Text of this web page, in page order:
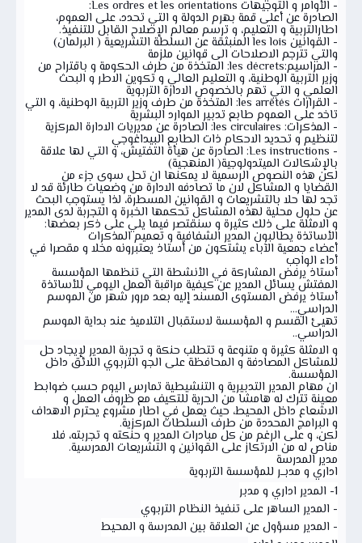
- الأوامر و التوجيهات Les ordres et les orientations:
الصادرة عن أعلى قمة بهرم الدولة و التي تحدد، على العموم،
اطارالتربية و التعليم، و ترسم معالم الإصلاح القابل للتنفيذ.
- القوانين les lois المنبثقة عن السلطة التشريعية ( البرلمان)
والتي تترجم الاصلاحات الى قوانين ملزمة
- المراسيم:les décrets: المتخذة من طرف الحكومة و باقتراح من
وزير التربية الوطنية، و التعليم العالي و تكوين الاطر و البحث
العلمي و التي تهم بالخصوص الادارة التربوية
- القرارات les arrêtés: المتخذة من طرف وزير التربية الوطنية، و التي
تاخد على العموم طابع تدبير الموارد البشرية
- المذكرات: les circulaires: الصادرة عن مديريات الادارة المركزية
لتنظيم و تحديد الاحكام ذات الطابع البيداغوجي
- Les instructions: الصادرة عن هيأة التفتيش، و التي لها علاقة
بالإشكالات الميتدولوجية( المنهجية)
لكن هذه النصوص الرسمية لا يمكنها ان تحل سوى جزء من
القضايا و المشاكل لان ما تصادفه الادارة من وضعيات طارئة قد لا
تجد لها حلا بالتشريعات و القوانين المسطرة، لذا يستوجب البحث
عن حلول محلية لهذه المشاكل تحكمها الخبرة و التجربة لدى المدير
و الامثلة على ذلك كثيرة و سنقتصر فيما يلي على ذكر بعضها:
الأساتذة يطالبون المدير الشفافية و تعميم المذكرات
أعضاء جمعية الآباء يشتكون من أستاذ يعتبرونه مخلا و مقصرا في
أداء الواجب
أستاذ يرفض المشاركة في الأنشطة التي تنظمها المؤسسة
المفتش يسائل المدير عن كيفية مراقبة العمل اليومي للأساتذة
أستاذ يرفض المستوى المسند إليه بعد مرور شهر من الموسم
الدراسي...
تهيئ القسم و المؤسسة لاستقبال التلاميذ عند بداية الموسم
الدراسي..
و الامثلة كثيرة و متنوعة و تتطلب حنكة و تجربة المدير لإيجاد حل
للمشاكل المصادفة و المحافظة على الجو التربوي اللائق داخل
المؤسسة.
ان مهام المدير التدبيرية و التنشيطية تمارس اليوم حسب ضوابط
معينة تترك له هامشا من الحرية للتكيف مع ظروف العمل و
الاشعاع داخل المحيط، حيث يعمل في اطار مشروع يحترم الاهداف
و البرامج المحددة من طرف السلطات المركزية.
لكن، و على الرغم من كل مبادرات المدير و حنكته و تجربته، فلا
مناص له من الارتكاز على القوانين و التشريعات المدرسية.
مدير المدرسة
اداري و مدبــر للمؤسسة التربوية
1- المدير اداري و مدبر
- المدير الساهر على تنفيذ النظام التربوي
- المدير مسؤول عن العلاقة بين المدرسة و المحيط